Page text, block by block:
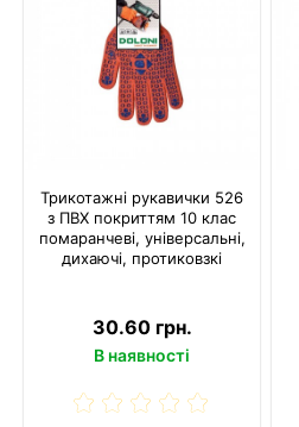
Трикотажні рукавички 526
з ПВХ покриттям 10 клас
помаранчеві, універсальні,
дихаючі, протиковзкі
30.60 грн.
В наявності